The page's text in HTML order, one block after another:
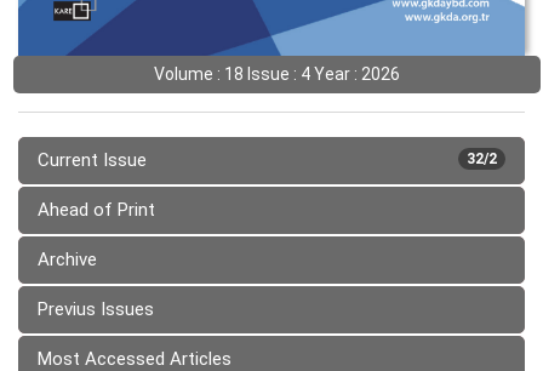
Volume : 18 Issue : 4 Year : 2026
32/2
Current Issue
Ahead of Print
Archive
Previus Issues
Most Accessed Articles